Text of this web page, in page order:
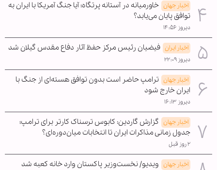
اخبار جهان خاورمیانه در آستانه پرتگاه؛ آیا جنگ آمریکا با ایران به
توافق پایان می‌یابد؟
دیروز ۱۴:۵۶
اخبار ایران فیضیان رئیس مرکز حفظ آثار دفاع مقدس گیلان شد
دیروز ۲۲:۰۹
اخبار جهان ترامپ حاضر است بدون توافق هسته‌ای از جنگ با
ایران خارج شود
دیروز ۱۶:۱۳
اخبار جهان گزارش گاردین: کابوس ترسناک کارتر برای ترامپ؛
جدول زمانی مذاکرات ایران تا انتخابات میان‌دوره‌ای؟
۲ روز قبل
اخبار جهان ویدیو/ نخست‌وزیر پاکستان وارد خانه کعبه شد